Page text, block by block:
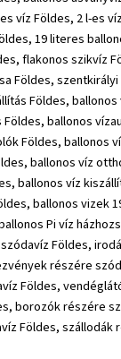
víz Földes, 2 l-es
19 literes
flakonos szikvíz
Földes, szentkirályi
Földes,
ballonos
Földes, ballonos
ballonos víz
ballonos víz
ballonos vizek
Pi víz
Földes,
részére
Földes,
borozók részére
Földes, szállodák